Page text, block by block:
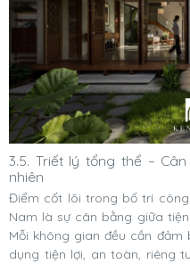
3.5. Triết lý tổng thể –
nhiên
Điểm cốt lõi trong bố trí
Nam là sự cân bằng giữa
Mỗi không gian đều cần
dụng tiện lợi, an toàn, riêng